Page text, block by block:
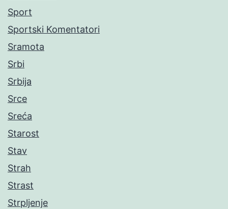
Sport
Sportski Komentatori
Sramota
Srbi
Srbija
Srce
Sreća
Starost
Stav
Strah
Strast
Strpljenje